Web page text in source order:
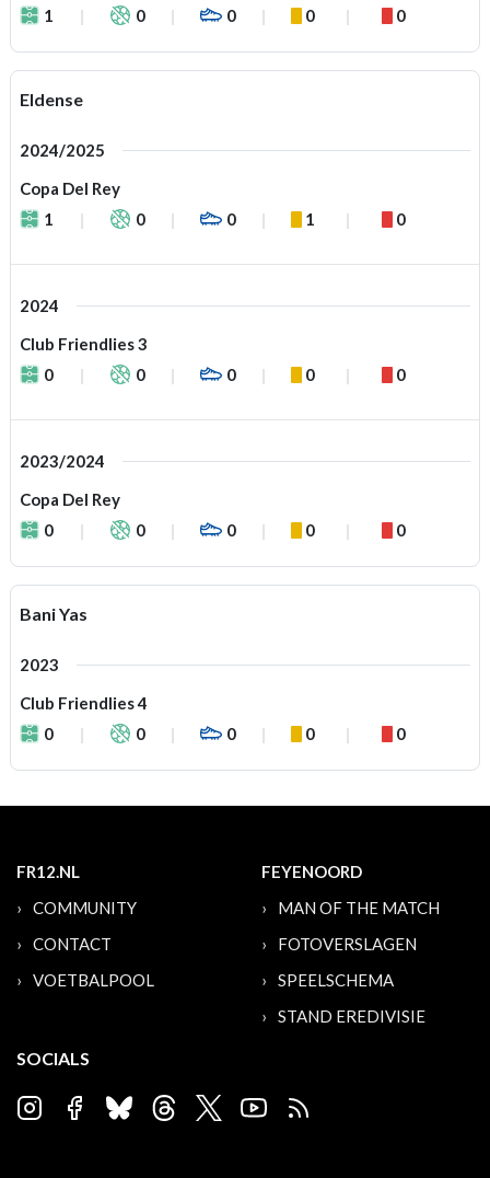
1
0 0 0 0
Eldense
2024/2025
Copa Del Rey
1
0 0 1 0
2024
Club Friendlies 3
0
0 0 0 0
2023/2024
Copa Del Rey
0
0 0 0 0
Bani Yas
2023
Club Friendlies 4
0
0 0 0 0
FR12.NL
COMMUNITY
CONTACT
VOETBALPOOL
FEYENOORD
MAN OF THE MATCH
FOTOVERSLAGEN
SPEELSCHEMA
STAND EREDIVISIE
SOCIALS